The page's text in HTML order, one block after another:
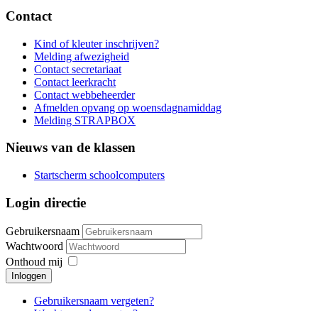
Contact
Kind of kleuter inschrijven?
Melding afwezigheid
Contact secretariaat
Contact leerkracht
Contact webbeheerder
Afmelden opvang op woensdagnamiddag
Melding STRAPBOX
Nieuws van de klassen
Startscherm schoolcomputers
Login directie
Gebruikersnaam
Wachtwoord
Onthoud mij
Inloggen
Gebruikersnaam vergeten?